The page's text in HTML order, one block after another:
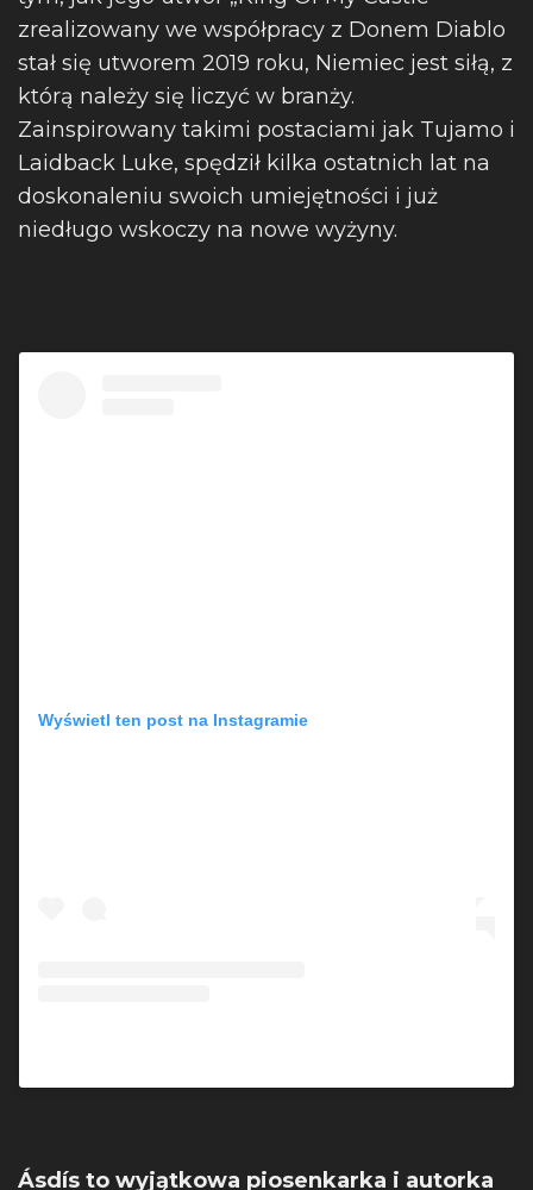
zrealizowany we współpracy z Donem Diablo
stał się utworem 2019 roku, Niemiec jest siłą, z
którą należy się liczyć w branży.
Zainspirowany takimi postaciami jak Tujamo i
Laidback Luke, spędził kilka ostatnich lat na
doskonaleniu swoich umiejętności i już
niedługo wskoczy na nowe wyżyny.
Wyświetl ten post na Instagramie
Ásdís to wyjątkowa piosenkarka i autorka